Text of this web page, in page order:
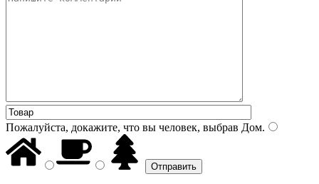
Пожалуйста, докажите, что вы человек, выбрав Дом.